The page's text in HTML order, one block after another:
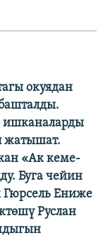
окуядан
ишканаларды
жатышат.
«Ак кеме-
Буга чейин
Гюрсель Ениже
Руслан